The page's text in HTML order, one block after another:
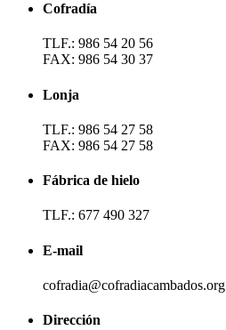
Cofradía
TLF.: 986 54 20 56
FAX: 986 54 30 37
Lonja
TLF.: 986 54 27 58
FAX: 986 54 27 58
Fábrica de hielo
TLF.: 677 490 327
E-mail
cofradia@cofradiacambados.org
Dirección